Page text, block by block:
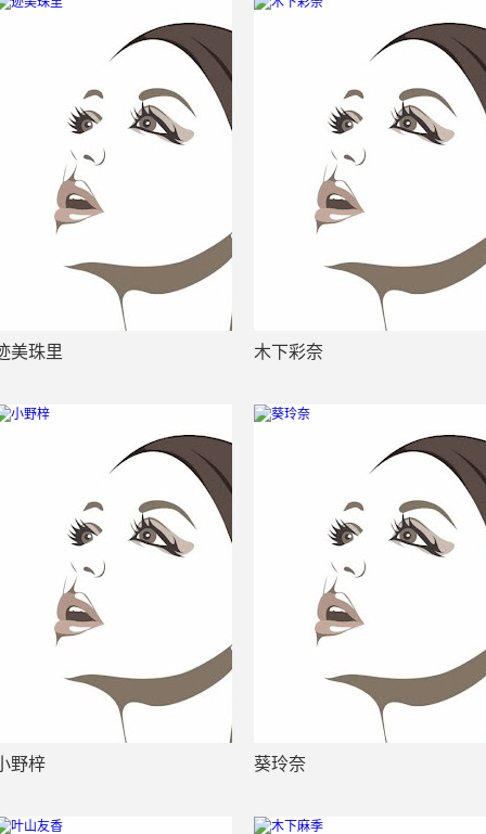
美珠里 木下彩奈
野梓 葵玲奈